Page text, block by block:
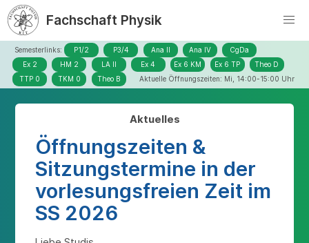
Fachschaft Physik
Semesterlinks: P1/2 P3/4 Ana II Ana IV
CgDa
Ex 2
HM 2 LA II Ex 4 Ex 6 KM Ex 6 TP
Theo D
TTP 0
TKM 0 Theo B Aktuelle Öffnungszeiten: Mi, 14:00-15:00 Uhr
Aktuelles
Öffnungszeiten &
Sitzungstermine in der
vorlesungsfreien Zeit im
SS 2026